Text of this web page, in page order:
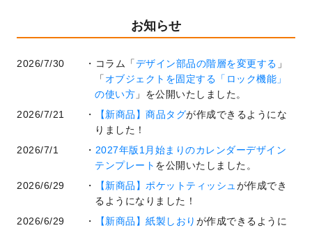
お知らせ
2026/7/30 コラム「デザイン部品の階層を変更する 」
「 オブジェクトを固定する「ロック機能」
の使い方 」を公開いたしました。
2026/7/21
【新商品】商品タグが作成できるようにな
りました！
2026/7/1
2027年版1月始まりのカレンダーデザイン
テンプレート を公開いたしました。
2026/6/29
【新商品】ポケットティッシュが作成でき
るようになりました！
2026/6/29
【新商品】紙製しおり が作成できるように